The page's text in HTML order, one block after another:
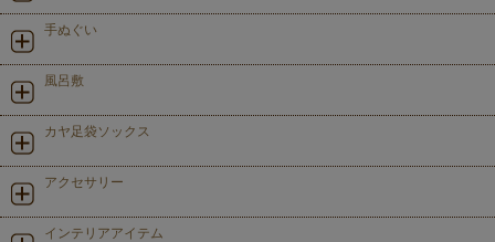
手ぬぐい
風呂敷
カヤ足袋ソックス
アクセサリー
インテリアアイテム